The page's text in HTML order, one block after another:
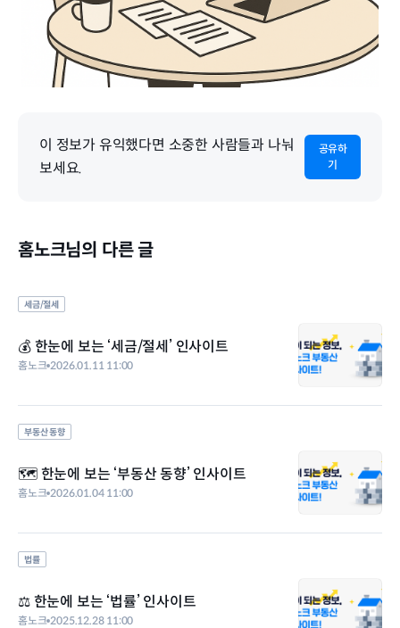
이 정보가 유익했다면 소중한 사람들과 나눠
보세요.
공유하
기
홈노크님의 다른 글
세금/절세
💰 한눈에 보는 ‘세금/절세’ 인사이트
홈노크 2026.01.11 11:00
부동산 동향
🗺️ 한눈에 보는 ‘부동산 동향’ 인사이트
홈노크 2026.01.04 11:00
법률
⚖️ 한눈에 보는 ‘법률’ 인사이트
홈노크 2025.12.28 11:00